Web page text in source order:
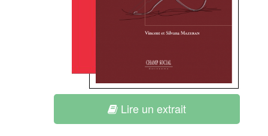
Lire un extrait